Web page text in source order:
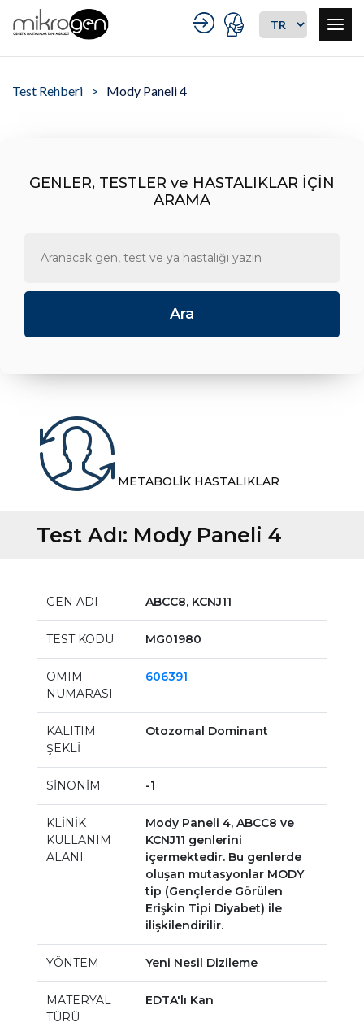
Test Rehberi Mody Paneli 4
GENLER, TESTLER ve HASTALIKLAR İÇİN
ARAMA
METABOLİK HASTALIKLAR
Test Adı: Mody Paneli 4
GEN ADI ABCC8, KCNJ11
TEST KODU MG01980
OMIM
NUMARASI
606391
KALITIM
ŞEKLİ
Otozomal Dominant
SİNONİM -1
KLİNİK
KULLANIM
ALANI
Mody Paneli 4, ABCC8 ve
KCNJ11 genlerini
içermektedir. Bu genlerde
oluşan mutasyonlar MODY
tip (Gençlerde Görülen
Erişkin Tipi Diyabet) ile
ilişkilendirilir.
YÖNTEM Yeni Nesil Dizileme
MATERYAL
TÜRÜ
EDTA'lı Kan